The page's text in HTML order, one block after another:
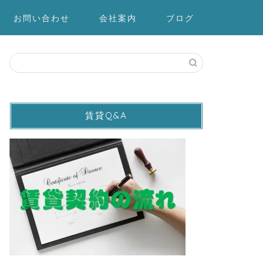
お問い合わせ 会社案内 ブログ
賃貸Q&A